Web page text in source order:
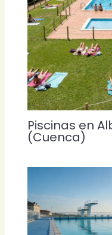
Piscinas en
(Cuenca)